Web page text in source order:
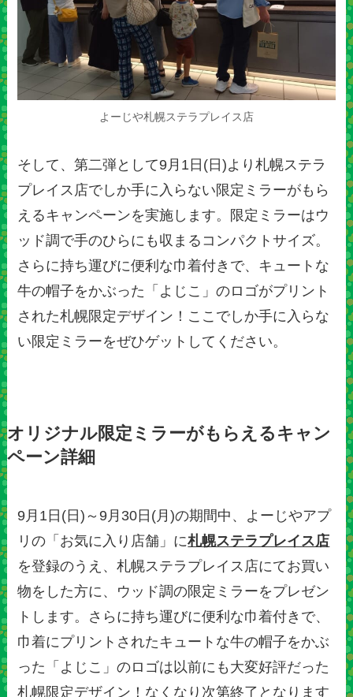
よーじや札幌ステラプレイス店
そして、第二弾として9月1日(日)より札幌ステラ
プレイス店でしか手に入らない限定ミラーがもら
えるキャンペーンを実施します。限定ミラーはウ
ッド調で手のひらにも収まるコンパクトサイズ。
さらに持ち運びに便利な巾着付きで、キュートな
牛の帽子をかぶった「よじこ」のロゴがプリント
された札幌限定デザイン！ここでしか手に入らな
い限定ミラーをぜひゲットしてください。
オリジナル限定ミラーがもらえるキャン
ペーン詳細
9月1日(日)～9月30日(月)の期間中、よーじやアプ
リの「お気に入り店舗」に札幌ステラプレイス店
を登録のうえ、札幌ステラプレイス店にてお買い
物をした方に、ウッド調の限定ミラーをプレゼン
トします。さらに持ち運びに便利な巾着付きで、
巾着にプリントされたキュートな牛の帽子をかぶ
った「よじこ」のロゴは以前にも大変好評だった
札幌限定デザイン！なくなり次第終了となります